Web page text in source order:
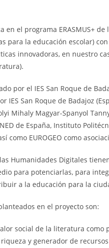
en el programa ERASMUS+
para la educación escolar)
innovadoras, en nuestro
por el IES San Roque de
IES San Roque de Badajoz
Mihaly Magyar-Spanyol
de España, Instituto
como EUROGEO como
Humanidades Digitales
para potenciarlas, para
a la educación para la
en el proyecto son:
social de la literatura
y generador de